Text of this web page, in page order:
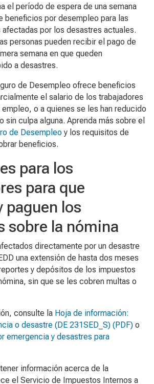
el período de espera de una semana
beneficios por desempleo para las
por los desastres actuales.
personas pueden recibir el pago de
semana en que queden
a desastres.
de Desempleo ofrece beneficios
el salario de los trabajadores
o a quienes se les han reducido
sin culpa alguna. Aprenda más sobre el
de Desempleoy los requisitos de
beneficios.
para los
para que
paguen los
sobre la nómina
directamente por un desastre
una extensión de hasta dos meses
y depósitos de los impuestos
sin que se les cobren multas o
consulte la Hoja de información:
o desastre (DE 231SED_S) (PDF) o
emergencia y desastres para
información acerca de la
el Servicio de Impuestos Internos a